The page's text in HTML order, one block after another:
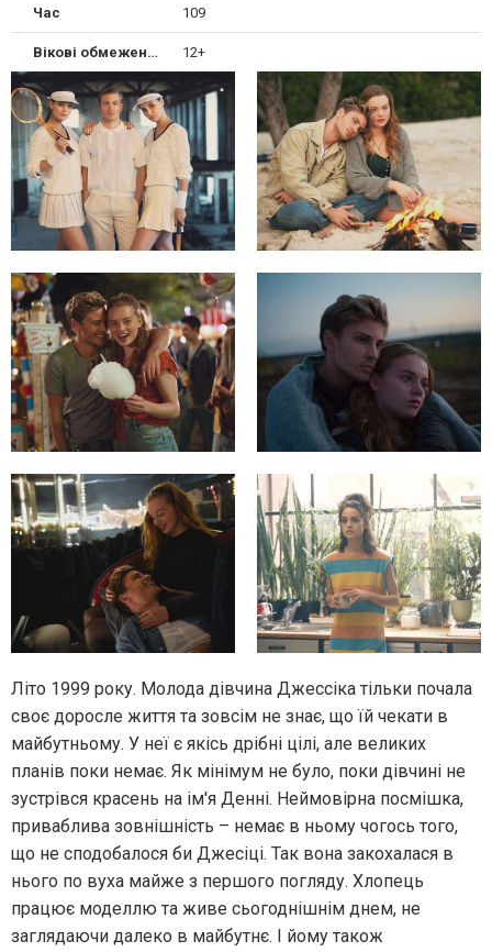
Час 109
Вікові обмеження 12+
Літо 1999 року. Молода дівчина Джессіка тільки почала
своє доросле життя та зовсім не знає, що їй чекати в
майбутньому. У неї є якісь дрібні цілі, але великих
планів поки немає. Як мінімум не було, поки дівчині не
зустрівся красень на ім'я Денні. Неймовірна посмішка,
приваблива зовнішність – немає в ньому чогось того,
що не сподобалося би Джесіці. Так вона закохалася в
нього по вуха майже з першого погляду. Хлопець
працює моделлю та живе сьогоднішнім днем, не
заглядаючи далеко в майбутнє. І йому також